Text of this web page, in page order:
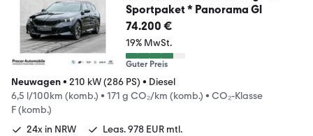
Sportpaket * Panorama Gl
74.200 €
19% MwSt.
Guter Preis
Neuwagen• 210 kW (286 PS) • Diesel
6,5 l/100km (komb.) • 171 g CO₂/km (komb.) • CO₂-Klasse
F (komb.)
24x in NRW
Leas. 978 EUR mtl.